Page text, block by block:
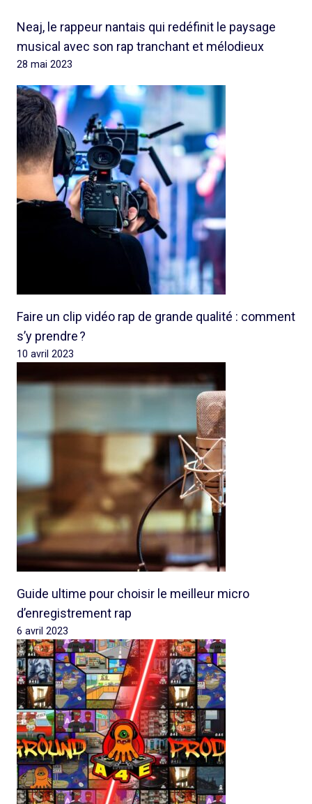
Neaj, le rappeur nantais qui redéfinit le paysage
musical avec son rap tranchant et mélodieux
28 mai 2023
Faire un clip vidéo rap de grande qualité : comment
s’y prendre ?
10 avril 2023
Guide ultime pour choisir le meilleur micro
d’enregistrement rap
6 avril 2023